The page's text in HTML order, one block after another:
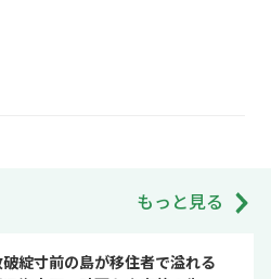
もっと見る
破綻寸前の島が移住者で溢れる